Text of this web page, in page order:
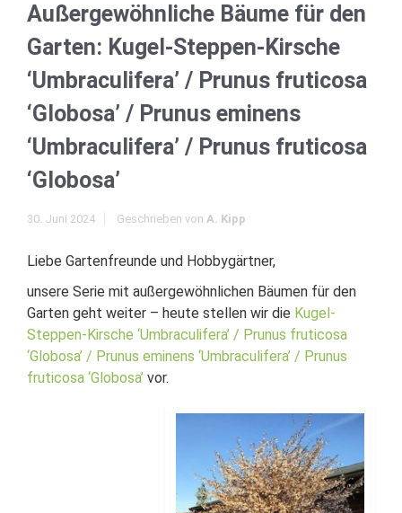
Außergewöhnliche Bäume für den
Garten: Kugel-Steppen-Kirsche
‘Umbraculifera’ / Prunus fruticosa
‘Globosa’ / Prunus eminens
‘Umbraculifera’ / Prunus fruticosa
‘Globosa’
30. Juni 2024 Geschrieben von A. Kipp
Liebe Gartenfreunde und Hobbygärtner,
unsere Serie mit außergewöhnlichen Bäumen für den
Garten geht weiter – heute stellen wir die Kugel-
Steppen-Kirsche ‘Umbraculifera’ / Prunus fruticosa
‘Globosa’ / Prunus eminens ‘Umbraculifera’ / Prunus
fruticosa ‘Globosa’ vor.